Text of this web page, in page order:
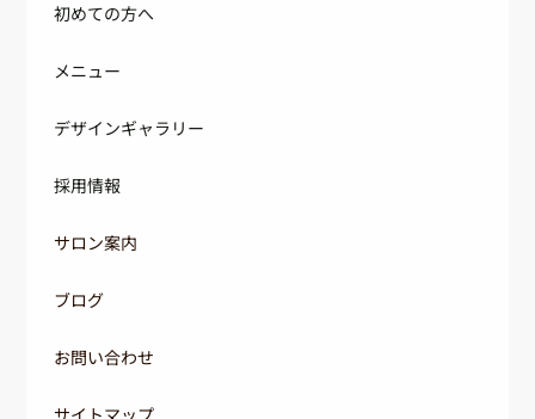
初めての方へ
メニュー
デザインギャラリー
採用情報
サロン案内
ブログ
お問い合わせ